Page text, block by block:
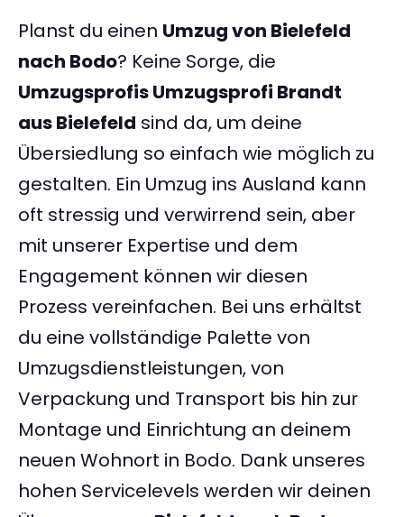
Planst du einen Umzug von Bielefeld
nach Bodo? Keine Sorge, die
Umzugsprofis Umzugsprofi Brandt
aus Bielefeld sind da, um deine
Übersiedlung so einfach wie möglich zu
gestalten. Ein Umzug ins Ausland kann
oft stressig und verwirrend sein, aber
mit unserer Expertise und dem
Engagement können wir diesen
Prozess vereinfachen. Bei uns erhältst
du eine vollständige Palette von
Umzugsdienstleistungen, von
Verpackung und Transport bis hin zur
Montage und Einrichtung an deinem
neuen Wohnort in Bodo. Dank unseres
hohen Servicelevels werden wir deinen